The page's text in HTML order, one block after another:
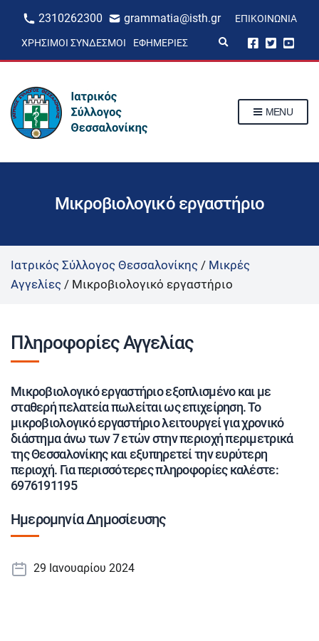
2310262300 grammatia@isth.gr ΕΠΙΚΟΙΝΩΝΊΑ
ΧΡΉΣΙΜΟΙ ΣΎΝΔΕΣΜΟΙ ΕΦΗΜΕΡΊΕΣ
p
m
MENU
Μικροβιολογικό εργαστήριο
Ιατρικός Σύλλογος Θεσσαλονίκης / Μικρές
Αγγελίες / Μικροβιολογικό εργαστήριο
Πληροφορίες Αγγελίας
Μικροβιολογικό εργαστήριο εξοπλισμένο και με
σταθερή πελατεία πωλείται ως επιχείρηση. Το
μικροβιολογικό εργαστήριο λειτουργεί για χρονικό
διάστημα άνω των 7 ετών στην περιοχή περιμετρικά
της Θεσσαλονίκης και εξυπηρετεί την ευρύτερη
περιοχή. Για περισσότερες πληροφορίες καλέστε:
6976191195
Ημερομηνία Δημοσίευσης
29 Ιανουαρίου 2024